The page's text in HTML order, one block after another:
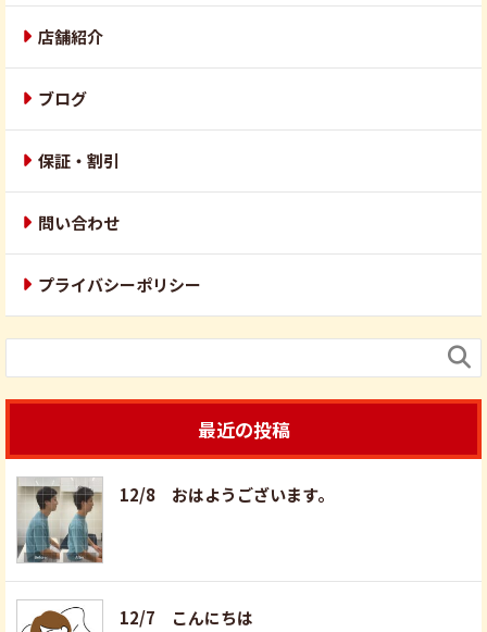
店舗紹介
ブログ
保証・割引
問い合わせ
プライバシーポリシー

最近の投稿
12/8 おはようございます。
12/7 こんにちは